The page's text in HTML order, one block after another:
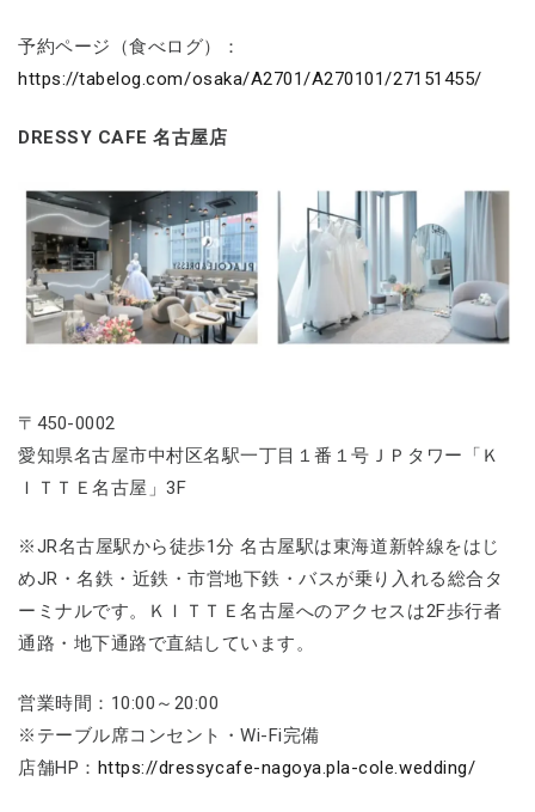
予約ページ（食べログ）：
https://tabelog.com/osaka/A2701/A270101/27151455/
DRESSY CAFE 名古屋店
〒450-0002
愛知県名古屋市中村区名駅一丁目１番１号ＪＰタワー「Ｋ
ＩＴＴＥ名古屋」3F
※JR名古屋駅から徒歩1分 名古屋駅は東海道新幹線をはじ
めJR・名鉄・近鉄・市営地下鉄・バスが乗り入れる総合タ
ーミナルです。ＫＩＴＴＥ名古屋へのアクセスは2F歩行者
通路・地下通路で直結しています。
営業時間：10:00～20:00
※テーブル席コンセント・Wi-Fi完備
店舗HP： https://dressycafe-nagoya.pla-cole.wedding/